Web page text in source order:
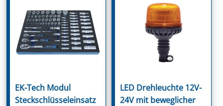
EK-Tech Modul
Steckschlüsseleinsatz
LED Drehleuchte 12V-
24V mit beweglicher